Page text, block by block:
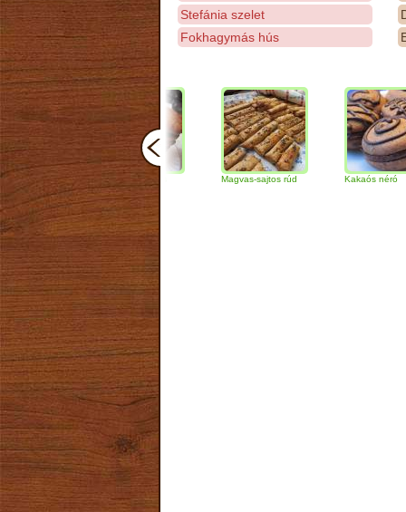
Stefánia szelet
Fokhagymás hús
Csokoládés-diós
szendvics
Magvas-sajtos rúd Kakaós néró